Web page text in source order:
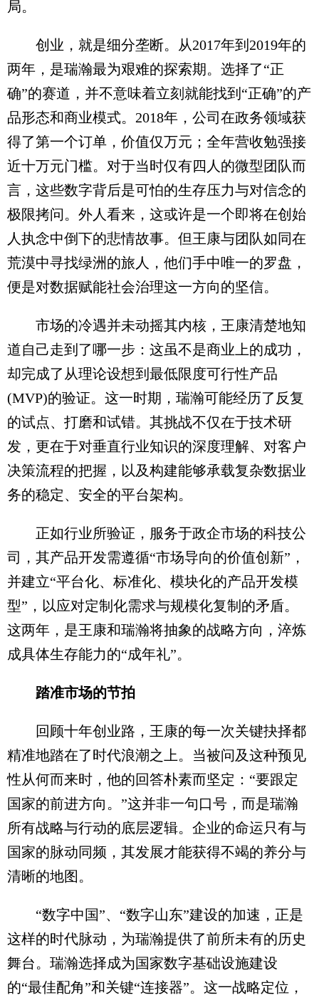
局。
创业，就是细分垄断。从2017年到2019年的
两年，是瑞瀚最为艰难的探索期。选择了“正
确”的赛道，并不意味着立刻就能找到“正确”的产
品形态和商业模式。2018年，公司在政务领域获
得了第一个订单，价值仅万元；全年营收勉强接
近十万元门槛。对于当时仅有四人的微型团队而
言，这些数字背后是可怕的生存压力与对信念的
极限拷问。外人看来，这或许是一个即将在创始
人执念中倒下的悲情故事。但王康与团队如同在
荒漠中寻找绿洲的旅人，他们手中唯一的罗盘，
便是对数据赋能社会治理这一方向的坚信。
市场的冷遇并未动摇其内核，王康清楚地知
道自己走到了哪一步：这虽不是商业上的成功，
却完成了从理论设想到最低限度可行性产品
(MVP)的验证。这一时期，瑞瀚可能经历了反复
的试点、打磨和试错。其挑战不仅在于技术研
发，更在于对垂直行业知识的深度理解、对客户
决策流程的把握，以及构建能够承载复杂数据业
务的稳定、安全的平台架构。
正如行业所验证，服务于政企市场的科技公
司，其产品开发需遵循“市场导向的价值创新”，
并建立“平台化、标准化、模块化的产品开发模
型”，以应对定制化需求与规模化复制的矛盾。
这两年，是王康和瑞瀚将抽象的战略方向，淬炼
成具体生存能力的“成年礼”。
踏准市场的节拍
回顾十年创业路，王康的每一次关键抉择都
精准地踏在了时代浪潮之上。当被问及这种预见
性从何而来时，他的回答朴素而坚定：“要跟定
国家的前进方向。”这并非一句口号，而是瑞瀚
所有战略与行动的底层逻辑。企业的命运只有与
国家的脉动同频，其发展才能获得不竭的养分与
清晰的地图。
“数字中国”、“数字山东”建设的加速，正是
这样的时代脉动，为瑞瀚提供了前所未有的历史
舞台。瑞瀚选择成为国家数字基础设施建设
的“最佳配角”和关键“连接器”。这一战略定位，